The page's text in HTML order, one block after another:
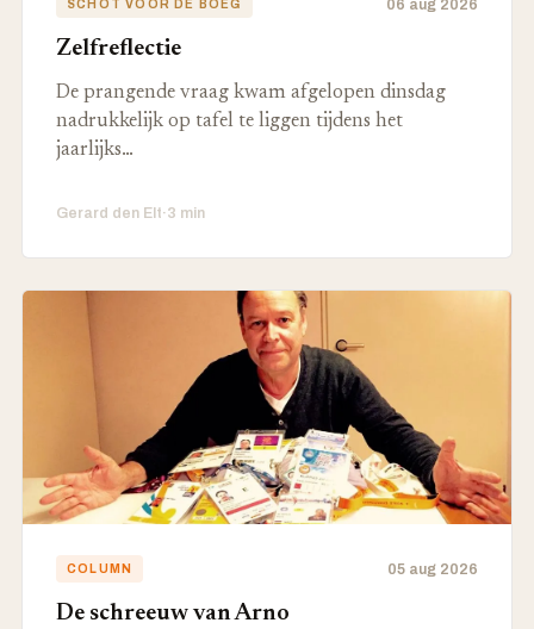
SCHOT VOOR DE BOEG 06 aug 2026
Zelfreflectie
De prangende vraag kwam afgelopen dinsdag
nadrukkelijk op tafel te liggen tijdens het
jaarlijks…
Gerard den Elt·3 min
COLUMN 05 aug 2026
De schreeuw van Arno